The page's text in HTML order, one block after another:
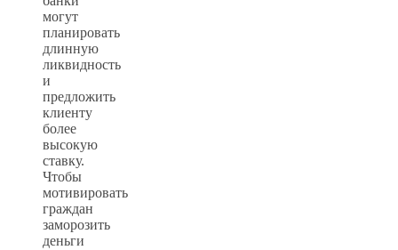
могут
планировать
длинную
ликвидность
и
предложить
клиенту
более
высокую
ставку.
Чтобы
мотивировать
граждан
заморозить
деньги